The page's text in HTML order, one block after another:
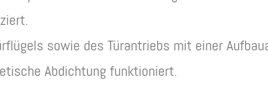
sowie des Türantriebs mit einer
Abdichtung funktioniert.